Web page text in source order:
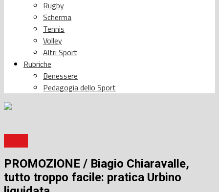
Rugby
Scherma
Tennis
Volley
Altri Sport
Rubriche
Benessere
Pedagogia dello Sport
PROMOZIONE / Biagio Chiaravalle,
tutto troppo facile: pratica Urbino